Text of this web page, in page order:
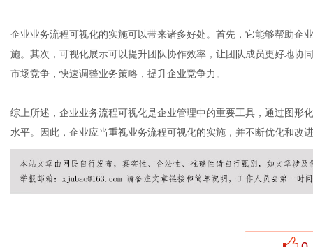
企业业务流程可视化的实施可以带来诸多好处。首先，它能够帮助企
施。其次，可视化展示可以提升团队协作效率，让团队成员更好地协
市场竞争，快速调整业务策略，提升企业竞争力。
综上所述，企业业务流程可视化是企业管理中的重要工具，通过图形
水平。因此，企业应当重视业务流程可视化的实施，并不断优化和改